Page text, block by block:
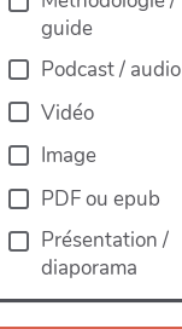
guide
Podcast / audio
Vidéo
Image
PDF ou epub
Présentation /
diaporama